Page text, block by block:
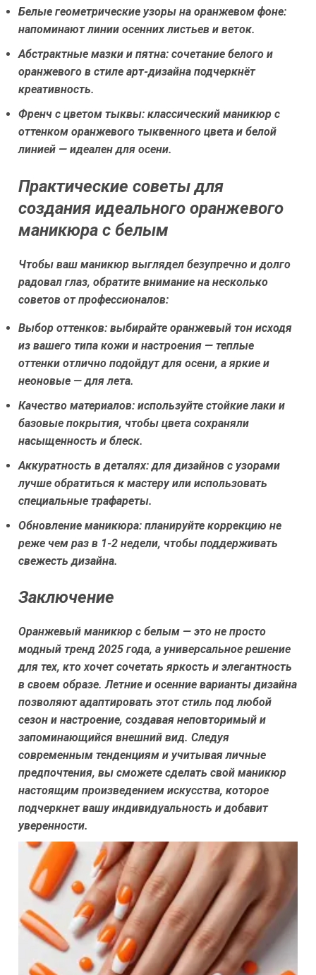
Белые геометрические узоры на оранжевом фоне:
напоминают линии осенних листьев и веток.
Абстрактные мазки и пятна: сочетание белого и
оранжевого в стиле арт-дизайна подчеркнёт
креативность.
Френч с цветом тыквы: классический маникюр с
оттенком оранжевого тыквенного цвета и белой
линией — идеален для осени.
Практические советы для
создания идеального оранжевого
маникюра с белым
Чтобы ваш маникюр выглядел безупречно и долго
радовал глаз, обратите внимание на несколько
советов от профессионалов:
Выбор оттенков: выбирайте оранжевый тон исходя
из вашего типа кожи и настроения — теплые
оттенки отлично подойдут для осени, а яркие и
неоновые — для лета.
Качество материалов: используйте стойкие лаки и
базовые покрытия, чтобы цвета сохраняли
насыщенность и блеск.
Аккуратность в деталях:для дизайнов с узорами
лучше обратиться к мастеру или использовать
специальные трафареты.
Обновление маникюра: планируйте коррекцию не
реже чем раз в 1-2 недели, чтобы поддерживать
свежесть дизайна.
Заключение
Оранжевый маникюр с белым — это не просто
модный тренд 2025 года, а универсальное решение
для тех, кто хочет сочетать яркость и элегантность
в своем образе. Летние и осенние варианты дизайна
позволяют адаптировать этот стиль под любой
сезон и настроение, создавая неповторимый и
запоминающийся внешний вид. Следуя
современным тенденциям и учитывая личные
предпочтения, вы сможете сделать свой маникюр
настоящим произведением искусства, которое
подчеркнет вашу индивидуальность и добавит
уверенности.